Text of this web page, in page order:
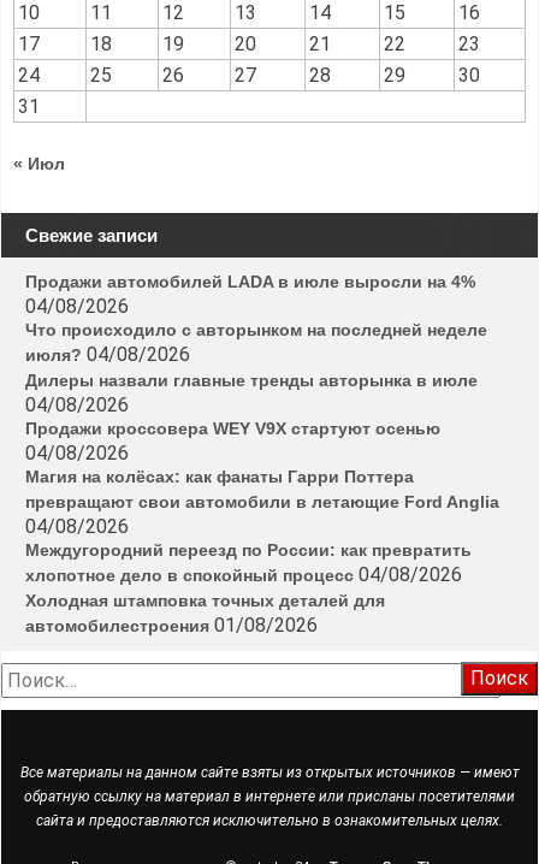
10
11 12 13 14 15
16
17
18 19 20 21 22
23
24
25 26 27 28 29
30
31
« Июл
Свежие записи
Продажи автомобилей LADA в июле выросли на 4%
04/08/2026
Что происходило с авторынком на последней неделе
июля? 04/08/2026
Дилеры назвали главные тренды авторынка в июле
04/08/2026
Продажи кроссовера WEY V9X стартуют осенью
04/08/2026
Магия на колёсах: как фанаты Гарри Поттера
превращают свои автомобили в летающие Ford Anglia
04/08/2026
Междугородний переезд по России: как превратить
хлопотное дело в спокойный процесс 04/08/2026
Холодная штамповка точных деталей для
автомобилестроения 01/08/2026
Найти:
Все материалы на данном сайте взяты из открытых источников — имеют
обратную ссылку на материал в интернете или присланы посетителями
сайта и предоставляются исключительно в ознакомительных целях.